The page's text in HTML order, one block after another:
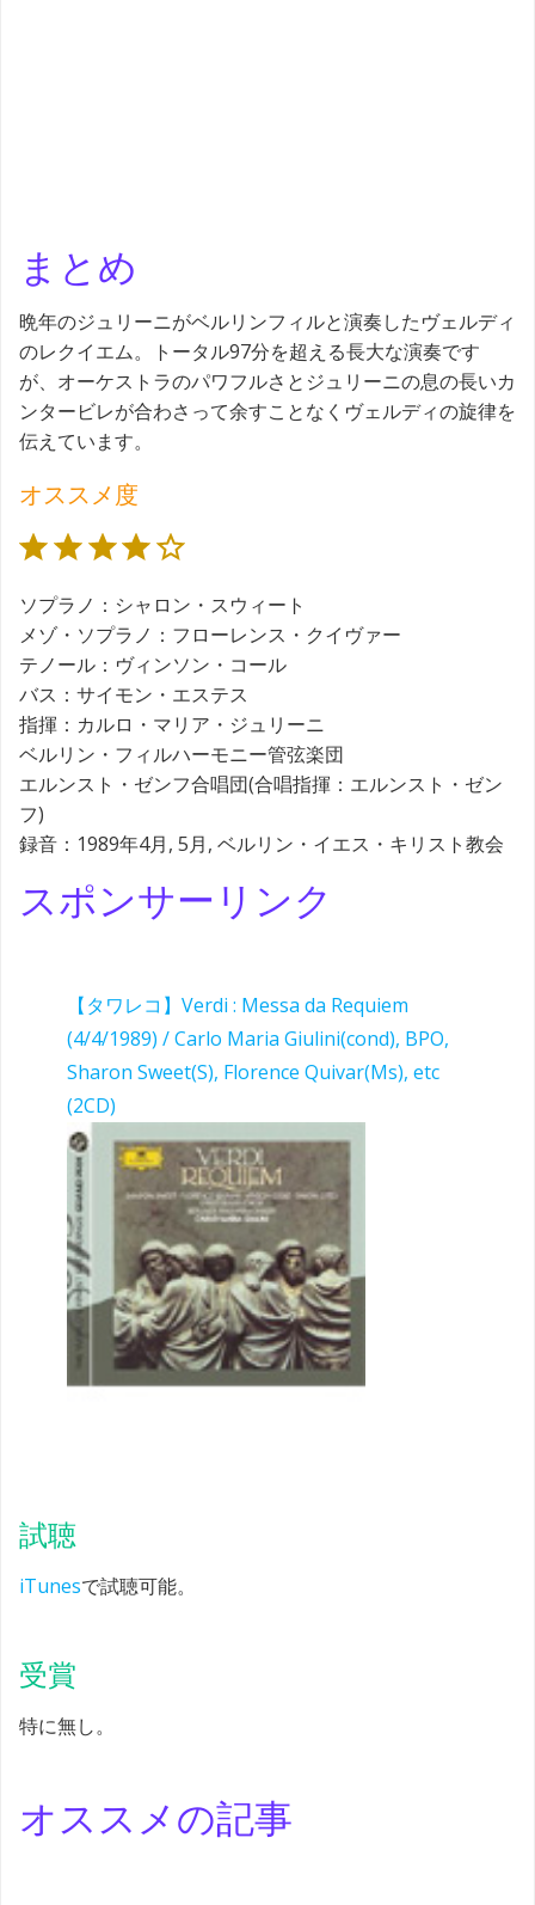
まとめ
晩年のジュリーニがベルリンフィルと演奏したヴェルディ
のレクイエム。トータル97分を超える長大な演奏です
が、オーケストラのパワフルさとジュリーニの息の長いカ
ンタービレが合わさって余すことなくヴェルディの旋律を
伝えています。
オススメ度
ソプラノ：シャロン・スウィート
メゾ・ソプラノ：フローレンス・クイヴァー
テノール：ヴィンソン・コール
バス：サイモン・エステス
指揮：カルロ・マリア・ジュリーニ
ベルリン・フィルハーモニー管弦楽団
エルンスト・ゼンフ合唱団(合唱指揮：エルンスト・ゼン
フ)
録音：1989年4月, 5月, ベルリン・イエス・キリスト教会
スポンサーリンク
【タワレコ】Verdi : Messa da Requiem
(4/4/1989) / Carlo Maria Giulini(cond), BPO,
Sharon Sweet(S), Florence Quivar(Ms), etc
(2CD)
試聴
iTunesで試聴可能。
受賞
特に無し。
オススメの記事